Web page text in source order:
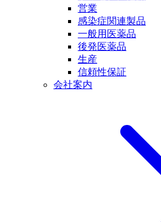
営業
感染症関連製品
一般用医薬品
後発医薬品
生産
信頼性保証
会社案内